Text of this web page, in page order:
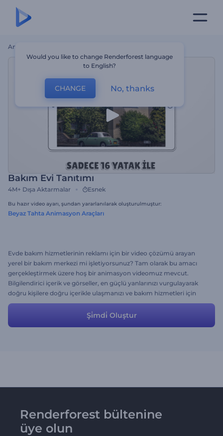
Ana Sayfa
Bakım Evi Tanıtımı
4M+ Dışa Aktarmalar Esnek
Bu hazır video ayarı, şundan yararlanılarak oluşturulmuştur:
Beyaz Tahta Animasyon Araçları
Evde bakım hizmetlerinin reklamı için bir video çözümü arayan
yerel bir bakım merkezi mi işletiyorsunuz? Tam olarak bu amacı
gerçekleştirmek üzere hoş bir animasyon videomuz mevcut.
Bilgilendirici içerik ve görseller, en güçlü yanlarınızı vurgulayarak
doğru kişilere doğru içerikle ulaşmanızı ve bakım hizmetleri için
daha fazla müşteri elde etmenizi sağlayan reklamların hazırlanma
sürecini kolaylaştırıyor. Sahne ekleyip çıkararak, projeyi daha fazla
kişiselleştirmeniz ve otantik hale getirmeniz de mümkün.
Şi̇mdi̇ Oluştur
Renderforest bültenine
üye olun
Would you like to change Renderforest language
to English?
CHANGE No, thanks